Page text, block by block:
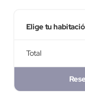
Elige tu
Total